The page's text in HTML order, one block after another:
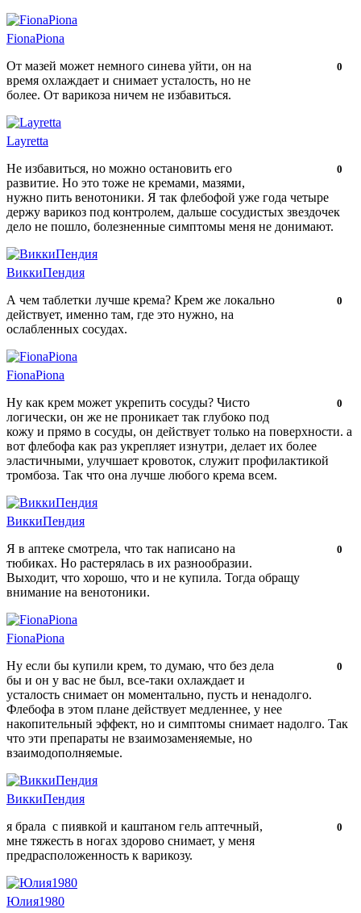
FionaPiona
Нравится!
0
От мазей может немного синева уйти, он на
время охлаждает и снимает усталость, но не
более. От варикоза ничем не избавиться.
Layretta
Нравится!
0
Не избавиться, но можно остановить его
развитие. Но это тоже не кремами, мазями,
нужно пить венотоники. Я так флебофой уже года четыре
держу варикоз под контролем, дальше сосудистых звездочек
дело не пошло, болезненные симптомы меня не донимают.
ВиккиПендия
Нравится!
0
А чем таблетки лучше крема? Крем же локально
действует, именно там, где это нужно, на
ослабленных сосудах.
FionaPiona
Нравится!
0
Ну как крем может укрепить сосуды? Чисто
логически, он же не проникает так глубоко под
кожу и прямо в сосуды, он действует только на поверхности. а
вот флебофа как раз укрепляет изнутри, делает их более
эластичными, улучшает кровоток, служит профилактикой
тромбоза. Так что она лучше любого крема всем.
ВиккиПендия
Нравится!
0
Я в аптеке смотрела, что так написано на
тюбиках. Но растерялась в их разнообразии.
Выходит, что хорошо, что и не купила. Тогда обращу
внимание на венотоники.
FionaPiona
Нравится!
0
Ну если бы купили крем, то думаю, что без дела
бы и он у вас не был, все-таки охлаждает и
усталость снимает он моментально, пусть и ненадолго.
Флебофа в этом плане действует медленнее, у нее
накопительный эффект, но и симптомы снимает надолго. Так
что эти препараты не взаимозаменяемые, но
взаимодополняемые.
ВиккиПендия
Нравится!
0
я брала с пиявкой и каштаном гель аптечный,
мне тяжесть в ногах здорово снимает, у меня
предрасположенность к варикозу.
Юлия1980